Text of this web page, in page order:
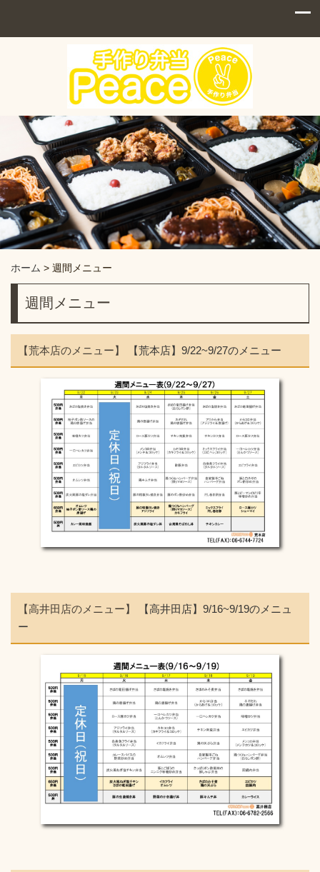
ホーム > 週間メニュー
週間メニュー
【荒本店のメニュー】 【荒本店】9/22~9/27のメニュー
【高井田店のメニュー】
【高井田店】9/16~9/19のメニュ
ー